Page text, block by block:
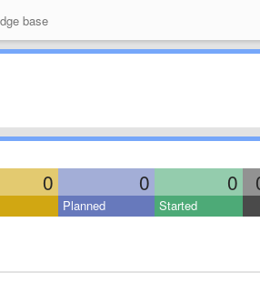
base
0 0 0
Planned Started